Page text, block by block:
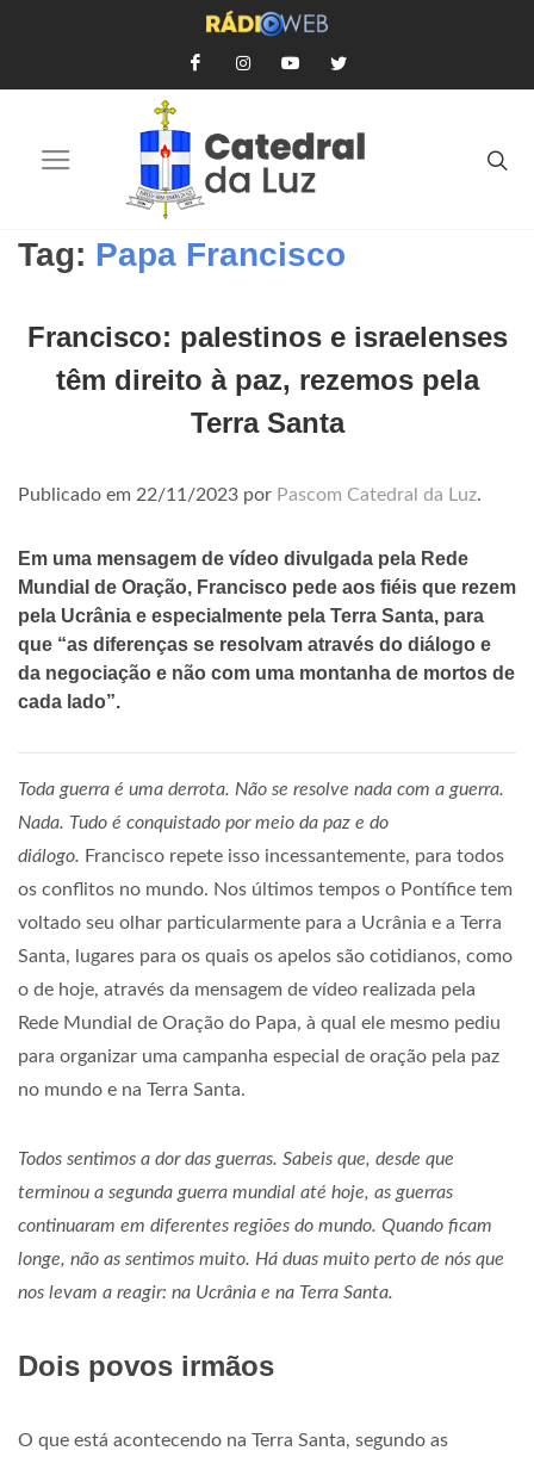
Tag: Papa Francisco
Francisco: palestinos e israelenses
têm direito à paz, rezemos pela
Terra Santa
Publicado em 22/11/2023 por Pascom Catedral da Luz.
Em uma mensagem de vídeo divulgada pela Rede
Mundial de Oração, Francisco pede aos fiéis que rezem
pela Ucrânia e especialmente pela Terra Santa, para
que “as diferenças se resolvam através do diálogo e
da negociação e não com uma montanha de mortos de
cada lado”.
Toda guerra é uma derrota. Não se resolve nada com a guerra.
Nada. Tudo é conquistado por meio da paz e do
diálogo. Francisco repete isso incessantemente, para todos
os conflitos no mundo. Nos últimos tempos o Pontífice tem
voltado seu olhar particularmente para a Ucrânia e a Terra
Santa, lugares para os quais os apelos são cotidianos, como
o de hoje, através da mensagem de vídeo realizada pela
Rede Mundial de Oração do Papa, à qual ele mesmo pediu
para organizar uma campanha especial de oração pela paz
no mundo e na Terra Santa.
Todos sentimos a dor das guerras. Sabeis que, desde que
terminou a segunda guerra mundial até hoje, as guerras
continuaram em diferentes regiões do mundo. Quando ficam
longe, não as sentimos muito. Há duas muito perto de nós que
nos levam a reagir: na Ucrânia e na Terra Santa.
Dois povos irmãos
O que está acontecendo na Terra Santa, segundo as